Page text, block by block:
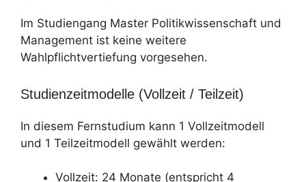
Im Studiengang Master Politikwissenschaft und
Management ist keine weitere
Wahlpflichtvertiefung vorgesehen.
Studienzeitmodelle (Vollzeit / Teilzeit)
In diesem Fernstudium kann 1 Vollzeitmodell
und 1 Teilzeitmodell gewählt werden:
Vollzeit: 24 Monate (entspricht 4